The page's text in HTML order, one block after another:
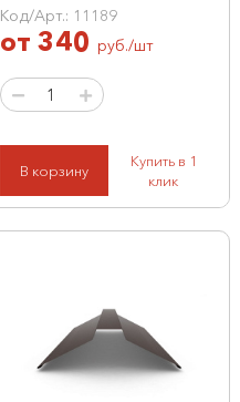
Код/Арт.: 11189
от 340 руб./шт
В корзину
Купить в 1
клик